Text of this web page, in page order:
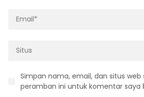
Simpan nama, email, dan situs web
peramban ini untuk komentar saya